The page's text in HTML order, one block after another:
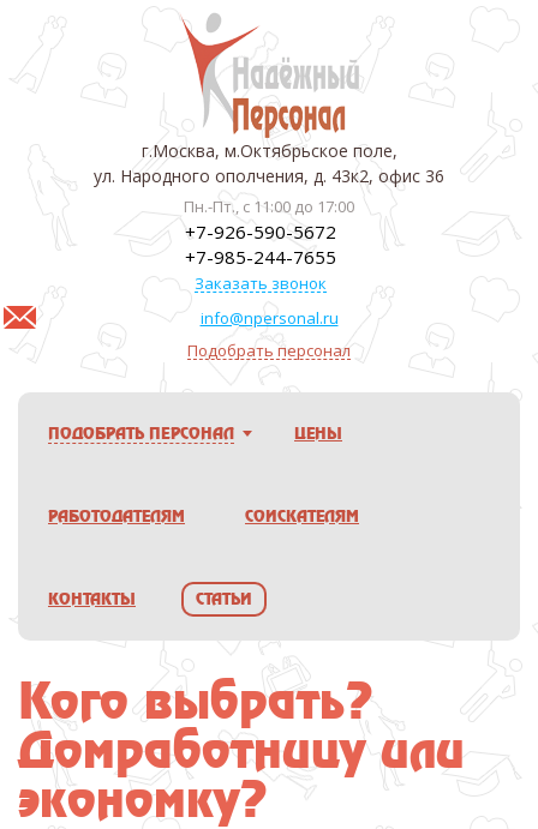
г.Москва, м.Октябрьское поле,
ул. Народного ополчения, д. 43к2, офис 36
Пн.-Пт., с 11:00 до 17:00
+7-926-590-5672
+7-985-244-7655
Заказать звонок
info@npersonal.ru
Подобрать персонал
ПОДОБРАТЬ ПЕРСОНАЛ ЦЕНЫ
РАБОТОДАТЕЛЯМ СОИСКАТЕЛЯМ
КОНТАКТЫ СТАТЬИ
Кого выбрать?
Домработницу или
экономку?